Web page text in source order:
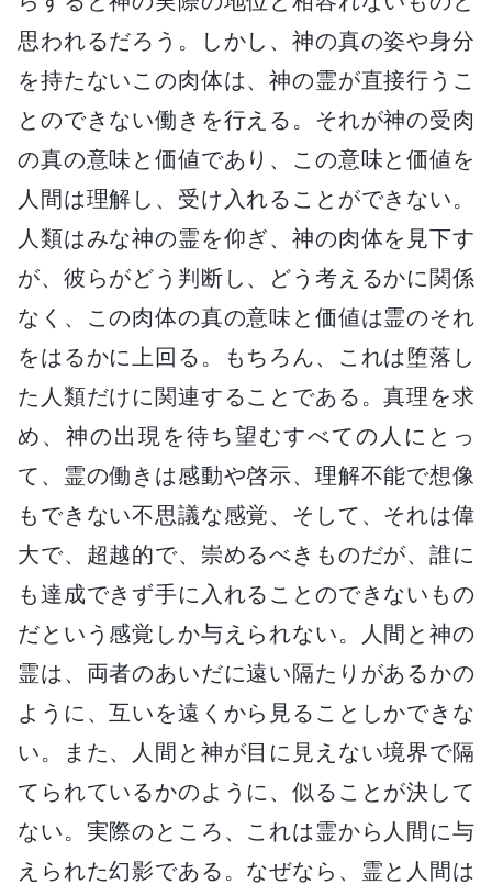
思われるだろう。しかし、神の真の姿や身分
を持たないこの肉体は、神の霊が直接行うこ
とのできない働きを行える。それが神の受肉
の真の意味と価値であり、この意味と価値を
人間は理解し、受け入れることができない。
人類はみな神の霊を仰ぎ、神の肉体を見下す
が、彼らがどう判断し、どう考えるかに関係
なく、この肉体の真の意味と価値は霊のそれ
をはるかに上回る。もちろん、これは堕落し
た人類だけに関連することである。真理を求
め、神の出現を待ち望むすべての人にとっ
て、霊の働きは感動や啓示、理解不能で想像
もできない不思議な感覚、そして、それは偉
大で、超越的で、崇めるべきものだが、誰に
も達成できず手に入れることのできないもの
だという感覚しか与えられない。人間と神の
霊は、両者のあいだに遠い隔たりがあるかの
ように、互いを遠くから見ることしかできな
い。また、人間と神が目に見えない境界で隔
てられているかのように、似ることが決して
ない。実際のところ、これは霊から人間に与
えられた幻影である。なぜなら、霊と人間は